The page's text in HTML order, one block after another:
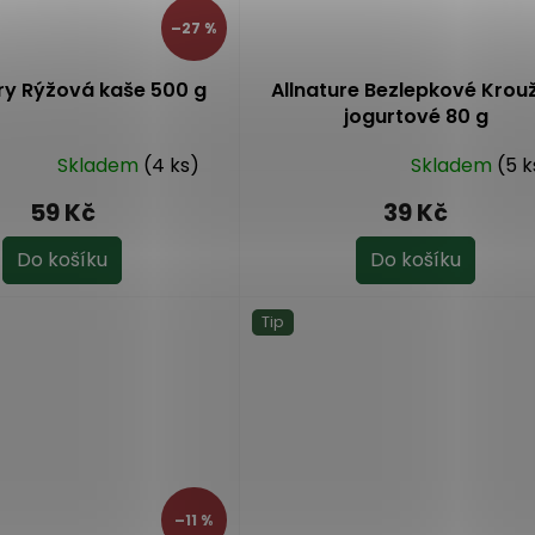
–27 %
Rýžová kaše 500 g
Skladem (4 ks)
59 Kč
Do košíku
Allnature Bezlepkové
jogurtové 80 g
5
Skladem (5
39 Kč
Do košíku
–11 %
Tip